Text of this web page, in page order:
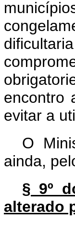
encontro
evitar a
O
ainda,
§ 9º
alterado